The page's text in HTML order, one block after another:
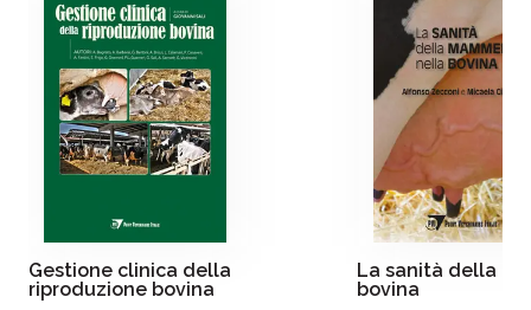
Gestione clinica della
riproduzione bovina
La sanità della
bovina